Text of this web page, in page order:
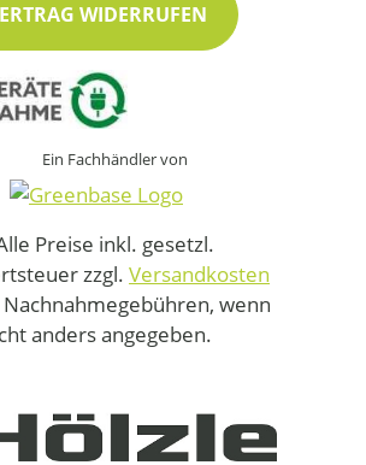
WIDERRUFEN
Ein Fachhändler von
Preise inkl. gesetzl.
zzgl. Versandkosten
wenn
anders angegeben.